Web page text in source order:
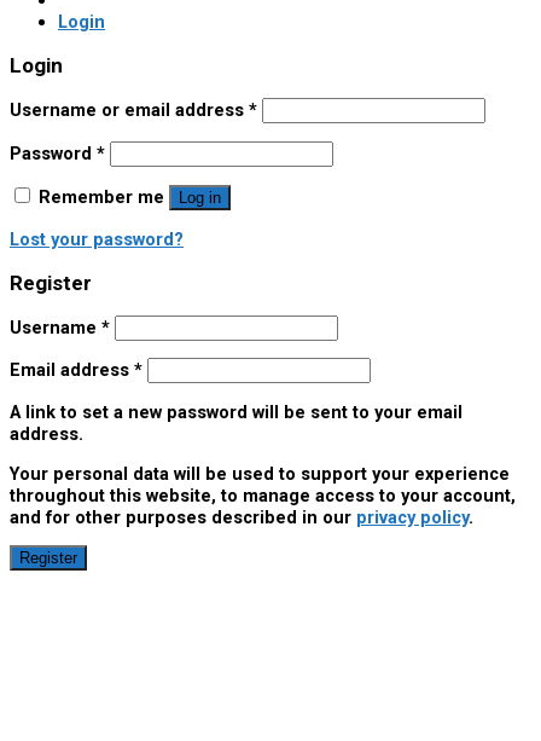
Login
Login
Username or email address *
Password *
Remember me Log in
Lost your password?
Register
Username *
Email address *
A link to set a new password will be sent to your email
address.
Your personal data will be used to support your experience
throughout this website, to manage access to your account,
and for other purposes described in our privacy policy.
Register